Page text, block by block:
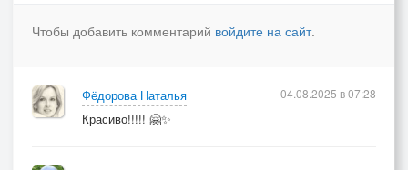
Чтобы добавить комментарий войдите на сайт.
Фёдорова Наталья
Красиво!!!!! 🤗✨
04.08.2025 в 07:28